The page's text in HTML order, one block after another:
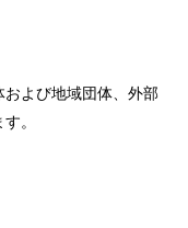
よび地域団体、外部
。